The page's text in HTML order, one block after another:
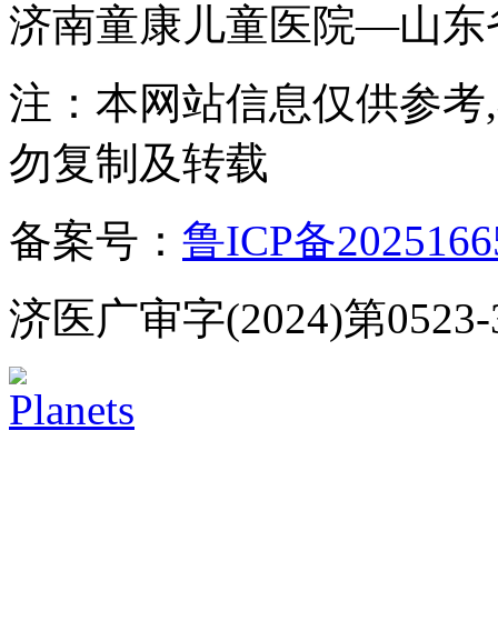
济南童康儿童医院—山东
注：本网站信息仅供参
勿复制及转载
备案号： 鲁ICP备
济医广审字(2024)第